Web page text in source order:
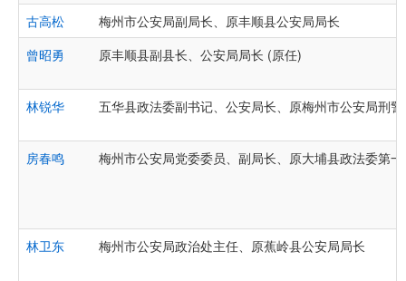
古高松
梅州市公安局副局长、原丰顺县公安局局长
曾昭勇
原丰顺县副县长、公安局局长 (原任)
林锐华 五华县政法委副书记、公安局长、原梅州市公安局刑
房春鸣 梅州市公安局党委委员、副局长、原大埔县政法委第
林卫东 梅州市公安局政治处主任、原蕉岭县公安局局长